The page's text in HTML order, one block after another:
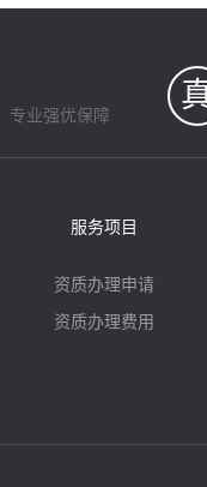
专业强优保障
服务项目
资质办理申请
资质办理费用